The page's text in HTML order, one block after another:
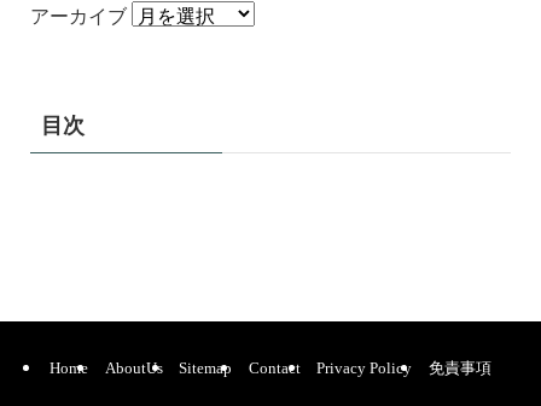
アーカイブ
目次
Home AboutUs Sitemap Contact Privacy Policy 免責事項